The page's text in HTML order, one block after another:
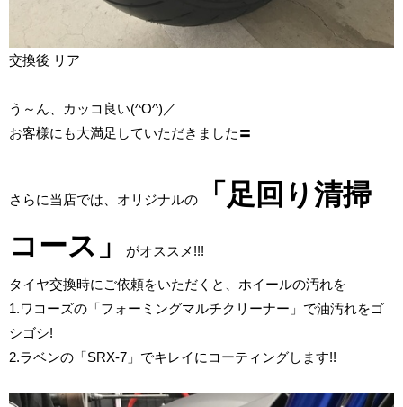
交換後 リア
う～ん、カッコ良い(^O^)／
お客様にも大満足していただきました〓
さらに当店では、オリジナルの 「 足回り清掃
コース」
がオススメ!!!
タイヤ交換時にご依頼をいただくと、ホイールの汚れを
1.ワコーズの「フォーミングマルチクリーナー」で油汚れをゴ
シゴシ!
2.ラベンの「SRX-7」でキレイにコーティングします!!